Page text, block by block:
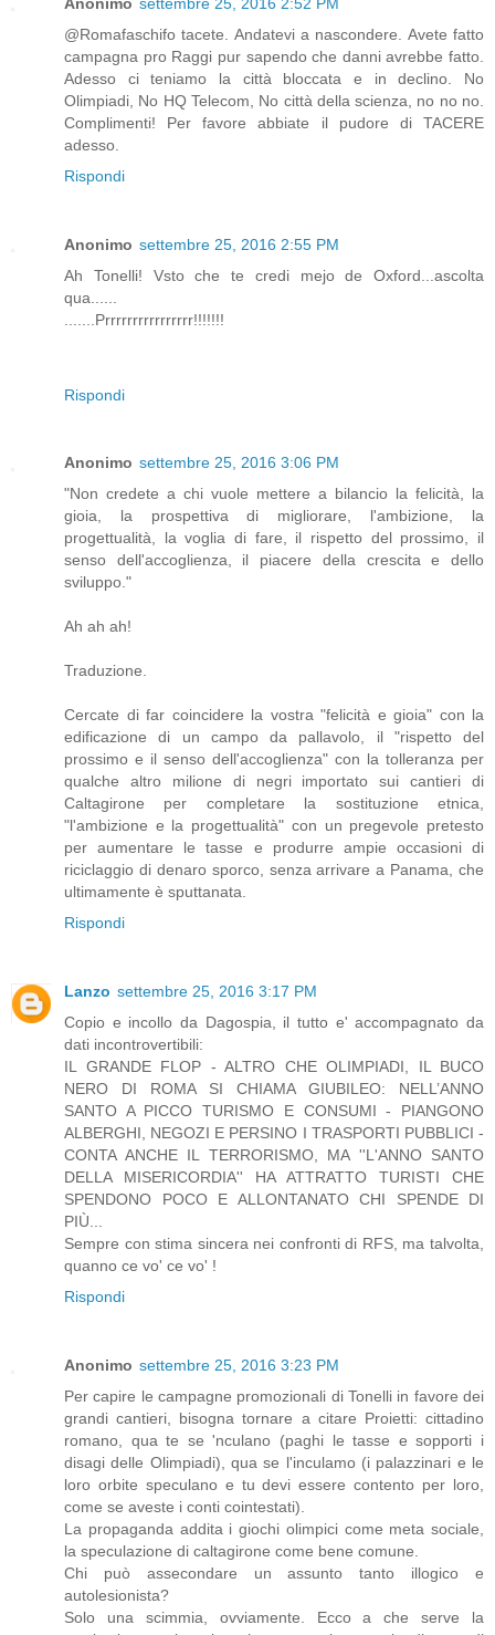
@Romafaschifo tacete. Andatevi a nascondere. Avete fatto
campagna pro Raggi pur sapendo che danni avrebbe fatto.
Adesso ci teniamo la città bloccata e in declino. No
Olimpiadi, No HQ Telecom, No città della scienza, no no no.
Complimenti! Per favore abbiate il pudore di TACERE
adesso.
Rispondi
Anonimo settembre 25, 2016 2:55 PM
Ah Tonelli! Vsto che te credi mejo de Oxford...ascolta
qua......
.......Prrrrrrrrrrrrrrrr!!!!!!!
Rispondi
Anonimo settembre 25, 2016 3:06 PM
"Non credete a chi vuole mettere a bilancio la felicità, la
gioia, la prospettiva di migliorare, l'ambizione, la
progettualità, la voglia di fare, il rispetto del prossimo, il
senso dell'accoglienza, il piacere della crescita e dello
sviluppo."
Ah ah ah!
Traduzione.
Cercate di far coincidere la vostra "felicità e gioia" con la
edificazione di un campo da pallavolo, il "rispetto del
prossimo e il senso dell'accoglienza" con la tolleranza per
qualche altro milione di negri importato sui cantieri di
Caltagirone per completare la sostituzione etnica,
"l'ambizione e la progettualità" con un pregevole pretesto
per aumentare le tasse e produrre ampie occasioni di
riciclaggio di denaro sporco, senza arrivare a Panama, che
ultimamente è sputtanata.
Rispondi
Lanzo settembre 25, 2016 3:17 PM
Copio e incollo da Dagospia, il tutto e' accompagnato da
dati incontrovertibili:
IL GRANDE FLOP - ALTRO CHE OLIMPIADI, IL BUCO
NERO DI ROMA SI CHIAMA GIUBILEO: NELL’ANNO
SANTO A PICCO TURISMO E CONSUMI - PIANGONO
ALBERGHI, NEGOZI E PERSINO I TRASPORTI PUBBLICI -
CONTA ANCHE IL TERRORISMO, MA ''L'ANNO SANTO
DELLA MISERICORDIA'' HA ATTRATTO TURISTI CHE
SPENDONO POCO E ALLONTANATO CHI SPENDE DI
PIÙ...
Sempre con stima sincera nei confronti di RFS, ma talvolta,
quanno ce vo' ce vo' !
Rispondi
Anonimo settembre 25, 2016 3:23 PM
Per capire le campagne promozionali di Tonelli in favore dei
grandi cantieri, bisogna tornare a citare Proietti: cittadino
romano, qua te se 'nculano (paghi le tasse e sopporti i
disagi delle Olimpiadi), qua se l'inculamo (i palazzinari e le
loro orbite speculano e tu devi essere contento per loro,
come se aveste i conti cointestati).
La propaganda addita i giochi olimpici come meta sociale,
la speculazione di caltagirone come bene comune.
Chi può assecondare un assunto tanto illogico e
autolesionista?
Solo una scimmia, ovviamente. Ecco a che serve la